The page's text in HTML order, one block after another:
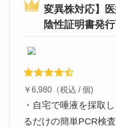
変異株対応】
陰性証明書発
￥6,980（税込 / 個)
・自宅で唾液を採取
るだけの簡単PCR検